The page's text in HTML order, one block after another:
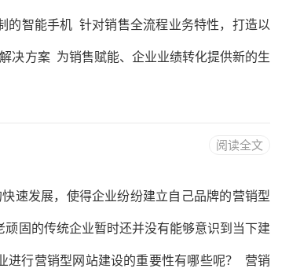
的智能手机 针对销售全流程业务特性，打造以
决方案 为销售赋能、企业业绩转化提供新的生
阅读全文
速发展，使得企业纷纷建立自己品牌的营销型
固的传统企业暂时还并没有能够意识到当下建
进行营销型网站建设的重要性有哪些呢？ 营销